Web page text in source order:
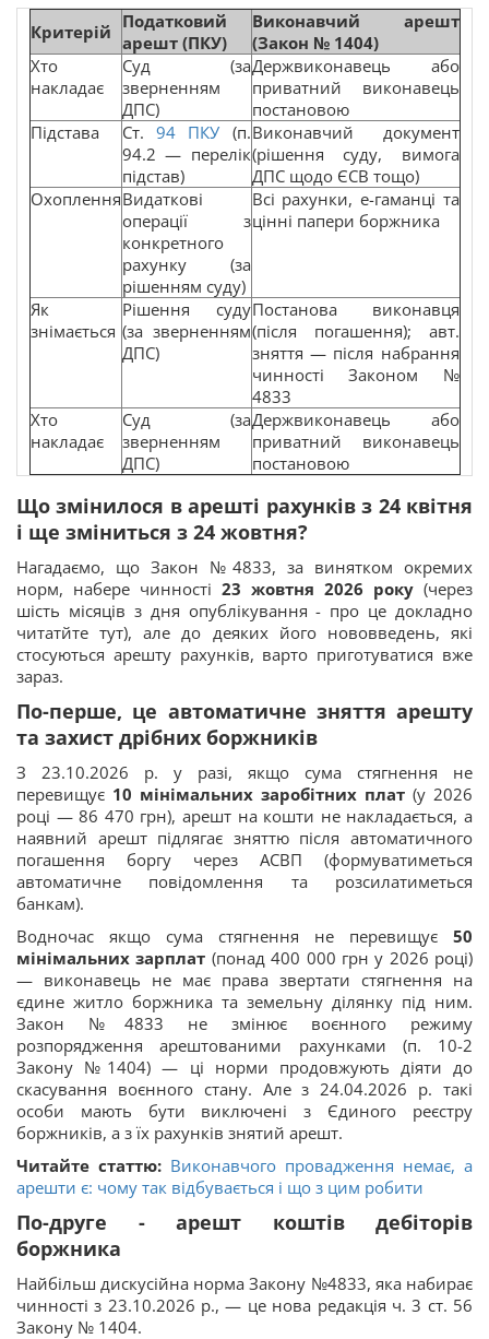
Критерій Податковий
арешт (ПКУ)
Виконавчий арешт
(Закон № 1404)
Хто
накладає
Суд (за
зверненням
ДПС)
Держвиконавець або
приватний виконавець
постановою
Підстава
Ст. 94 ПКУ (п.
94.2 — перелік
підстав)
Виконавчий документ
(рішення суду, вимога
ДПС щодо ЄСВ тощо)
ОхопленняВидаткові
операції з
конкретного
рахунку (за
рішенням суду)
Всі рахунки, е-гаманці та
цінні папери боржника
Як
знімається
Рішення суду
(за зверненням
ДПС)
Постанова виконавця
(після погашення); авт.
зняття — після набрання
чинності Законом №
4833
Хто
накладає
Суд (за
зверненням
ДПС)
Держвиконавець або
приватний виконавець
постановою
Що змінилося в арешті рахунків з 24 квітня
і ще зміниться з 24 жовтня?
Нагадаємо, що Закон №4833, за винятком окремих
норм, набере чинності 23 жовтня 2026 року (через
шість місяців з дня опублікування - про це докладно
читатйте тут), але до деяких його нововведень, які
стосуються арешту рахунків, варто приготуватися вже
зараз.
По-перше, це автоматичне зняття арешту
та захист дрібних боржників
З 23.10.2026 р. у разі, якщо сума стягнення не
перевищує 10 мінімальних заробітних плат (у 2026
році — 86 470 грн), арешт на кошти не накладається, а
наявний арешт підлягає зняттю після автоматичного
погашення боргу через АСВП (формуватиметься
автоматичне повідомлення та розсилатиметься
банкам).
Водночас якщо сума стягнення не перевищує 50
мінімальних зарплат (понад 400 000 грн у 2026 році)
— виконавець не має права звертати стягнення на
єдине житло боржника та земельну ділянку під ним.
Закон №4833 не змінює воєнного режиму
розпорядження арештованими рахунками (п. 10-2
Закону №1404) — ці норми продовжують діяти до
скасування воєнного стану. Але з 24.04.2026 р. такі
особи мають бути виключені з Єдиного реєстру
боржників, а з їх рахунків знятий арешт.
Читайте статтю: Виконавчого провадження немає, а
арешти є: чому так відбувається і що з цим робити
По-друге - арешт коштів дебіторів
боржника
Найбільш дискусійна норма Закону №4833, яка набирає
чинності з 23.10.2026 р., — це нова редакція ч. 3 ст. 56
Закону № 1404.